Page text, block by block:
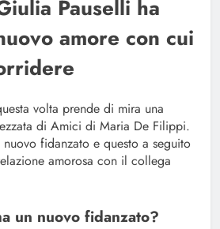
Pauselli ha
amore con cui
volta prende di mira una
di Amici di Maria De Filippi.
fidanzato e questo a seguito
amorosa con il collega
un nuovo fidanzato?